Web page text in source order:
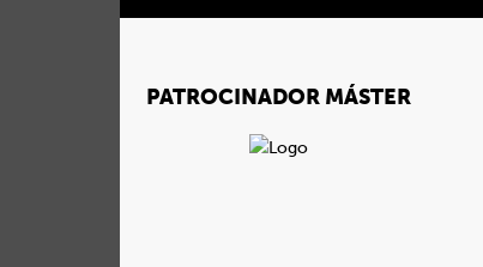
PATROCINADOR MÁSTER